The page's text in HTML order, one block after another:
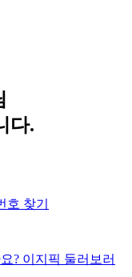
다.
호 찾기